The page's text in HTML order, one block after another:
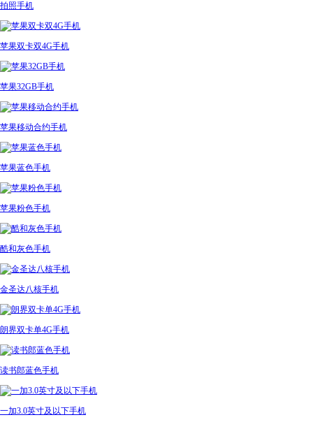
拍照手机
苹果双卡双4G手机
苹果32GB手机
苹果移动合约手机
苹果蓝色手机
苹果粉色手机
酷和灰色手机
金圣达八核手机
朗界双卡单4G手机
读书郎蓝色手机
一加3.0英寸及以下手机